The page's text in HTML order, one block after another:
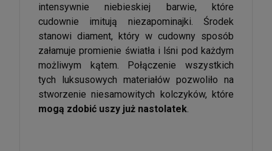
intensywnie niebieskiej barwie, które
cudownie imitują niezapominajki. Środek
stanowi diament, który w cudowny sposób
załamuje promienie światła i lśni pod każdym
możliwym kątem. Połączenie wszystkich
tych luksusowych materiałów pozwoliło na
stworzenie niesamowitych kolczyków, które
mogą zdobić uszy już nastolatek.